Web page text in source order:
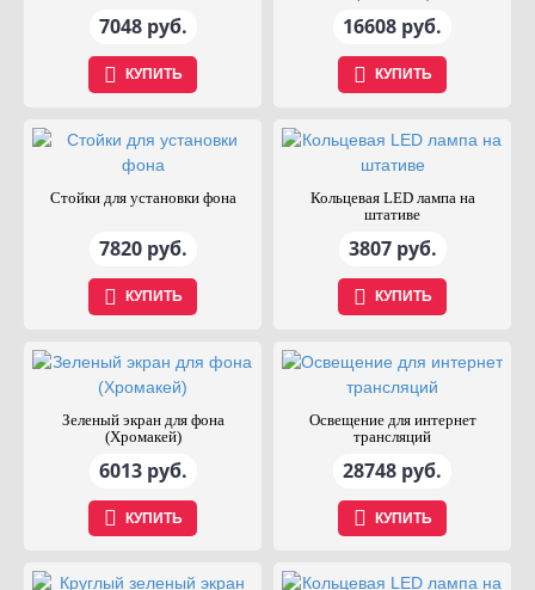
7048 руб.
КУПИТЬ
16608 руб.
КУПИТЬ
Стойки для установки фона
7820 руб.
КУПИТЬ
Кольцевая LED лампа на
штативе
3807 руб.
КУПИТЬ
Зеленый экран для фона
(Хромакей)
6013 руб.
КУПИТЬ
Освещение для интернет
трансляций
28748 руб.
КУПИТЬ